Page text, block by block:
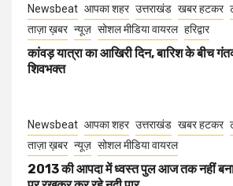
Newsbeat आपका शहर उत्तराखंड खबर हटकर
ताज़ा ख़बर न्यूज़ सोशल मीडिया वायरल हरिद्वार
कांवड़ यात्रा का आखिरी दिन, बारिश के बीच
शिवभक्त
Newsbeat आपका शहर उत्तराखंड खबर हटकर
ताज़ा ख़बर न्यूज़ सोशल मीडिया वायरल
2013 की आपदा में ध्वस्त पुल आज तक नहीं